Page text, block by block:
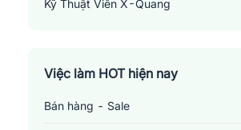
Kỹ Thuật Viên X-Quang
Việc làm HOT hiện nay
Bán hàng - Sale